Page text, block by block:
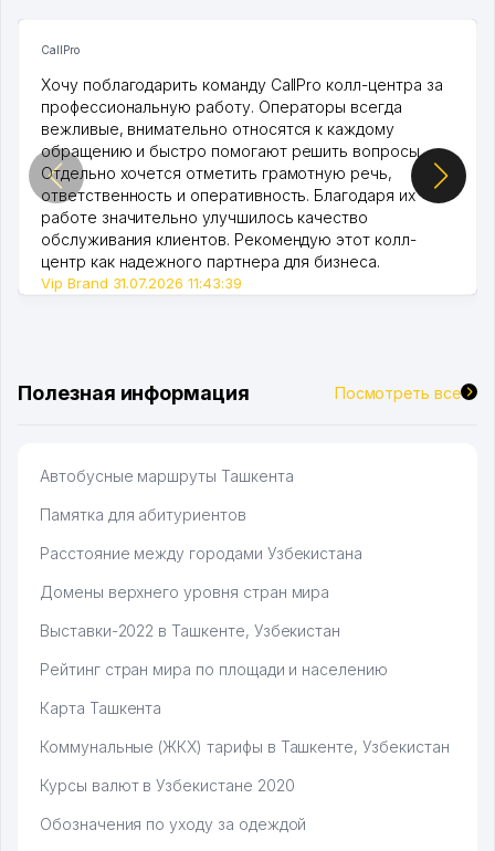
CallPro
Хочу поблагодарить команду CallPro колл-центра за
профессиональную работу. Операторы всегда
вежливые, внимательно относятся к каждому
обращению и быстро помогают решить вопросы.
Отдельно хочется отметить грамотную речь,
ответственность и оперативность. Благодаря их
работе значительно улучшилось качество
обслуживания клиентов. Рекомендую этот колл-
центр как надежного партнера для бизнеса.
Vip Brand 31.07.2026 11:43:39
Полезная информация Посмотреть все
Автобусные маршруты Ташкента
Памятка для абитуриентов
Расстояние между городами Узбекистана
Домены верхнего уровня стран мира
Выставки-2022 в Ташкенте, Узбекистан
Рейтинг стран мира по площади и населению
Карта Ташкента
Коммунальные (ЖКХ) тарифы в Ташкенте, Узбекистан
Курсы валют в Узбекистане 2020
Обозначения по уходу за одеждой